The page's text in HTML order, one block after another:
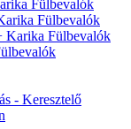
Fülbevalók
Fülbevalók
Karika Fülbevalók
- Keresztelő